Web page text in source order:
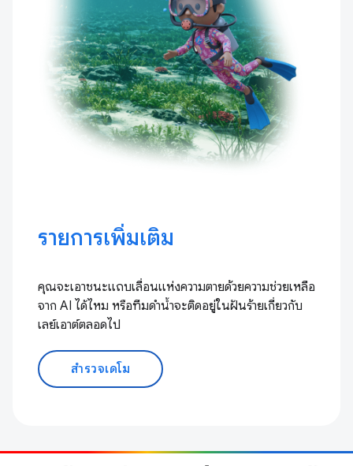
รายการเพิ่มเติม
คุณจะเอาชนะแถบเลื่อนแห่งความตายด้วยความช่วยเหลือ
จาก AI ได้ไหม หรือทีมดำน้ำจะติดอยู่ในฝันร้ายเกี่ยวกับ
เลย์เอาต์ตลอดไป
สำรวจเดโม